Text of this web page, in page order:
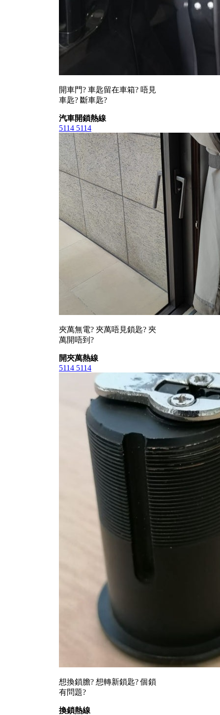
開車門? 車匙留在車箱? 唔見
車匙? 斷車匙?
汽車開鎖熱線
5114 5114
夾萬無電? 夾萬唔見鎖匙? 夾
萬開唔到?
開夾萬熱線
5114 5114
想換鎖膽? 想轉新鎖匙? 個鎖
有問題?
換鎖熱線